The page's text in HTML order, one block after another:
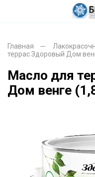
Главная
террас Здоровый Дом
Масло для
Дом венге